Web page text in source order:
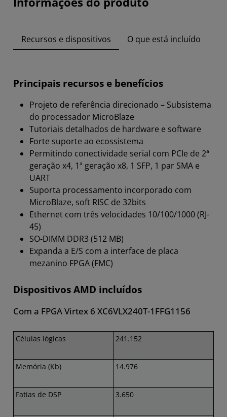
Recursos e dispositivos O que está incluído
Principais recursos e benefícios
Projeto de referência direcionado – Subsistema
do processador MicroBlaze
Tutoriais detalhados de hardware e software
Forte suporte ao ecossistema
Permitindo conectividade serial com PCIe de 2ª
geração x4, 1ª geração x8, 1 SFP, 1 par SMA e
UART
Suporta processamento incorporado com
MicroBlaze, soft RISC de 32bits
Ethernet com três velocidades 10/100/1000 (RJ-
45)
SO-DIMM DDR3 (512 MB)
Expanda a E/S com a interface de placa
mezanino FPGA (FMC)
Dispositivos AMD incluídos
Com a FPGA Virtex 6 XC6VLX240T-1FFG1156
Células lógicas 241.152
Memória (Kb) 14.976
Fatias de DSP 3.650